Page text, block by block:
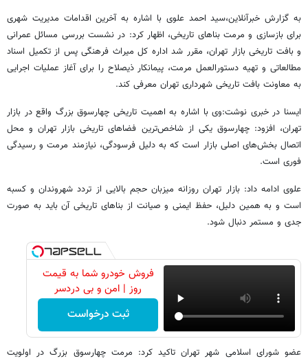
به گزارش خبرآنلاین،سید احمد علوی با اشاره به آخرین اقدامات مدیریت شهری
برای بازسازی و مرمت بناهای تاریخی، اظهار کرد: در نشست بررسی مسائل عمرانی
و بافت تاریخی بازار تهران، مقرر شد اداره‌ کل میراث فرهنگی پس از تکمیل اسناد
مطالعاتی و تهیه دستورالعمل مرمت، پیمانکار ذیصلاح را برای آغاز عملیات اجرایی
به معاونت بافت تاریخی شهرداری تهران معرفی کند.
ایسنا در خبری نوشت:وی با اشاره به اهمیت تاریخی چهارسوق بزرگ واقع در بازار
تهران، افزود: چهارسوق یکی از شاخص‌ترین فضاهای تاریخی بازار تهران و محل
اتصال بخش‌های اصلی بازار است که به دلیل فرسودگی، نیازمند مرمت و رسیدگی
فوری است.
علوی ادامه داد: بازار تهران روزانه میزبان حجم بالایی از تردد شهروندان و کسبه
است و به همین دلیل، حفظ ایمنی و صیانت از بناهای تاریخی آن باید به‌ صورت
جدی و مستمر دنبال شود.
فروش خودرو شما به قیمت
روز | امن و بی دردسر
ثبت درخواست
عضو شورای اسلامی شهر تهران تاکید کرد: مرمت چهارسوق بزرگ در اولویت